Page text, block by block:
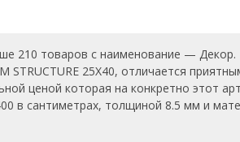
210 товаров с наименование — Декор.
STRUCTURE 25X40, отличается
ценой которая на конкретно этот
в сантиметрах, толщиной 8.5 мм и